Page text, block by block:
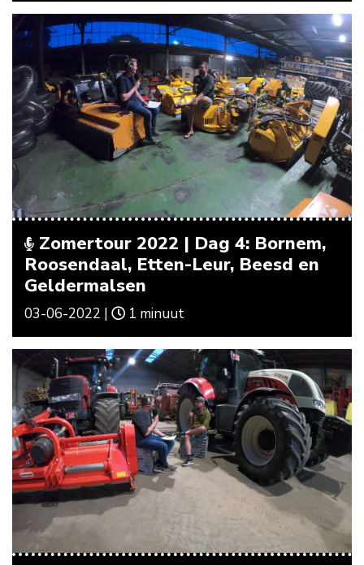
Zomertour 2022 | Dag 4: Bornem,
Roosendaal, Etten-Leur, Beesd en
Geldermalsen
03-06-2022 | 1 minuut